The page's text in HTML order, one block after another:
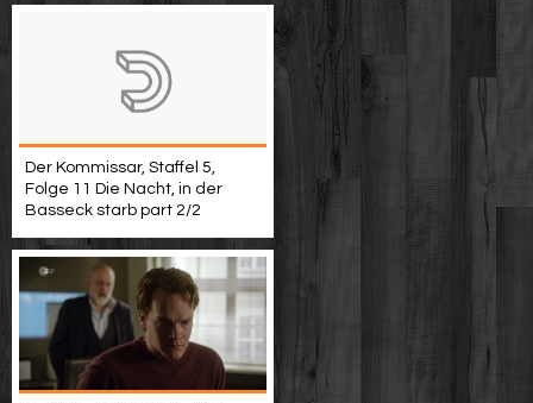
Der Kommissar, Staffel 5,
Folge 11 Die Nacht, in der
Basseck starb part 2/2